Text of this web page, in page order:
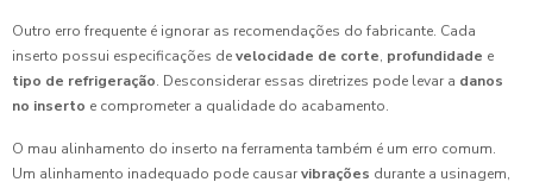
Outro erro frequente é ignorar as recomendações do fabricante. Cada
inserto possui especificações develocidade de corte, profundidade e
tipo de refrigeração. Desconsiderar essas diretrizes pode levar a danos
no inserto e comprometer a qualidade do acabamento.
O mau alinhamento do inserto na ferramenta também é um erro comum.
Um alinhamento inadequado pode causarvibrações durante a usinagem,